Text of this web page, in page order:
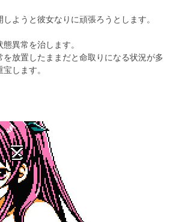
ようと彼女なりに頑張ろうとします。
異常を治します。
を放置したままだと命取りになる状況が多
します。